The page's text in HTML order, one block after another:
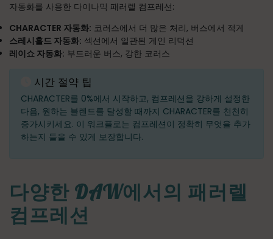
자동화를 사용한 다이나믹 패러렐 컴프레션:
CHARACTER 자동화: 코러스에서 더 많은 처리, 버스에서 적게
스레시홀드 자동화: 섹션에서 일관된 게인 리덕션
레이쇼 자동화: 부드러운 버스, 강한 코러스
시간 절약 팁
CHARACTER를 0%에서 시작하고, 컴프레션을 강하게 설정한
다음, 원하는 블렌드를 달성할 때까지 CHARACTER를 천천히
증가시키세요. 이 워크플로는 컴프레션이 정확히 무엇을 추가
하는지 들을 수 있게 보장합니다.
다양한 DAW에서의 패러렐
컴프레션